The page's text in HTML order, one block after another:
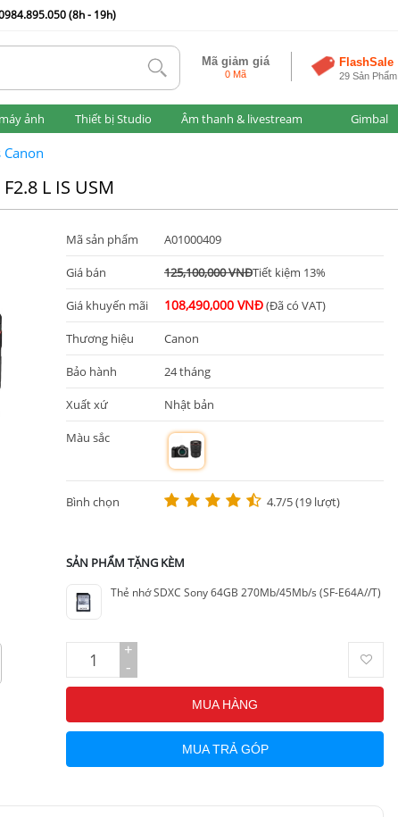
(8h - 19h)
tlk Mã giảm giá
0 Mã
FlashSale
29 Sản Phẩm
ảnh Thiết bị Studio Âm thanh & livestream Gimbal
L IS USM
Mã sản phẩm A01000409
Giá bán 125,100,000 VNĐTiết kiệm 13%
Giá khuyến mãi 108,490,000 VNĐ(Đã có VAT)
Thương hiệu Canon
Bảo hành 24 tháng
Xuất xứ Nhật bản
Màu sắc
m
Bình chọn 4.7/5 (19 lượt)
SẢN PHẨM TẶNG KÈM
Thẻ nhớ SDXC Sony 64GB 270Mb/45Mb/s (SF-E64A//T)
+
-
MUA HÀNG
MUA TRẢ GÓP